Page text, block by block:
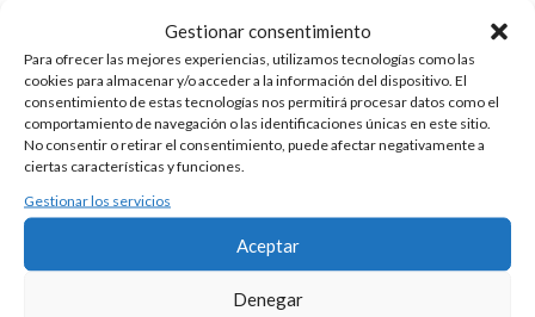
Gestionar consentimiento
Para ofrecer las mejores experiencias, utilizamos tecnologías como las
cookies para almacenar y/o acceder a la información del dispositivo. El
consentimiento de estas tecnologías nos permitirá procesar datos como el
comportamiento de navegación o las identificaciones únicas en este sitio.
No consentir o retirar el consentimiento, puede afectar negativamente a
ciertas características y funciones.
Gestionar los servicios
Aceptar
Denegar
Naves Industriales